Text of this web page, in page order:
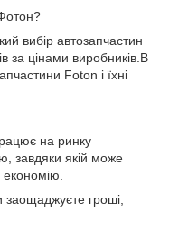
вибір автозапчастин
за цінами виробників.В
Foton і їхні
на ринку
завдяки якій може
гроші,